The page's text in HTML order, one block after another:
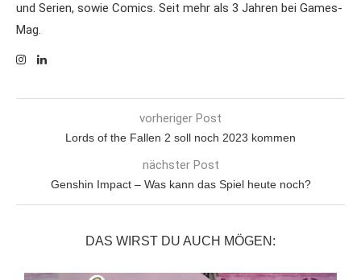
und Serien, sowie Comics. Seit mehr als 3 Jahren bei Games-
Mag.
vorheriger Post
Lords of the Fallen 2 soll noch 2023 kommen
nächster Post
Genshin Impact – Was kann das Spiel heute noch?
DAS WIRST DU AUCH MÖGEN: